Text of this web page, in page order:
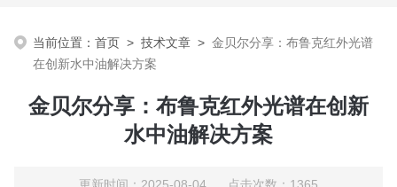
当前位置：首页 >技术文章 >金贝尔分享：布鲁克红外光谱
在创新水中油解决方案
金贝尔分享：布鲁克红外光谱在创新
水中油解决方案